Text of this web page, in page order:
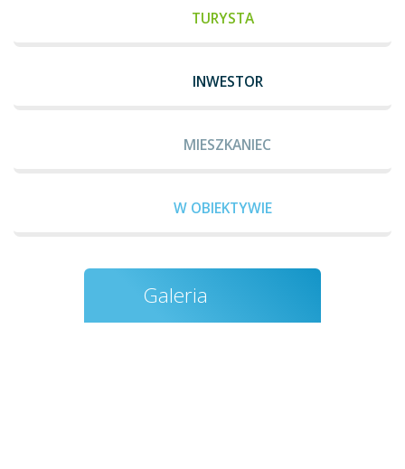
TURYSTA
INWESTOR
MIESZKANIEC
W OBIEKTYWIE
Galeria